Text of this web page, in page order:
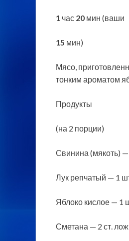
1 час 20 мин (ваши
15 мин)
Мясо,
тонким ароматом
Продукты
(на 2 порции)
Свинина (мякоть) —
Лук репчатый — 1
Яблоко кислое — 1
Сметана — 2 ст.